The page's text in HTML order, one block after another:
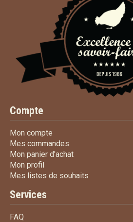
Compte
Mon compte
Mes commandes
Mon panier d'achatMon panier d'achat
Mon profil
Mes listes de souhaits
Services
FAQ